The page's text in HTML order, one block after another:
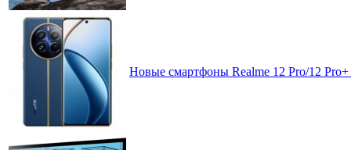
Новые смартфоны Realme 12 Pro/12